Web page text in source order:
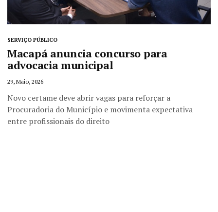
SERVIÇO PÚBLICO
Macapá anuncia concurso para
advocacia municipal
29, Maio, 2026
Novo certame deve abrir vagas para reforçar a
Procuradoria do Município e movimenta expectativa
entre profissionais do direito